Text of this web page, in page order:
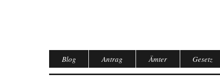
Blog Antrag Ämter Gesetz